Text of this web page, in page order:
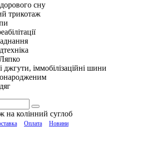
сну
трикотаж
іммобілізаційні шини
на колінний суглоб
Оплата Новини